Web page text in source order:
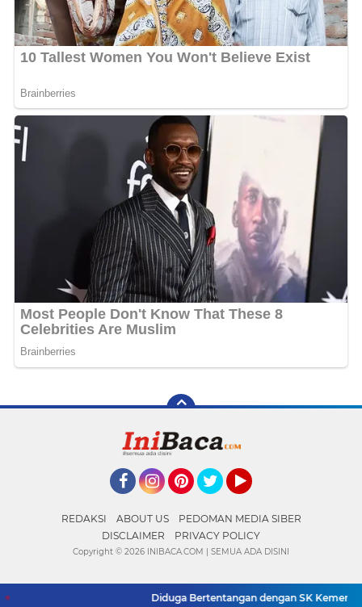
REDAKSI ABOUT US
PEDOMAN MEDIA SIBER
DISCLAIMER
PRIVACY POLICY
Diduga Bertentangan dengan SK
Copyright © 2026 INIBACA.COM | SEMUA ADA DISINI